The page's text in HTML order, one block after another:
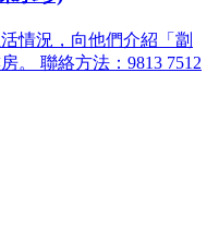
情況，向他們介紹「劏
。 聯絡方法：9813 7512